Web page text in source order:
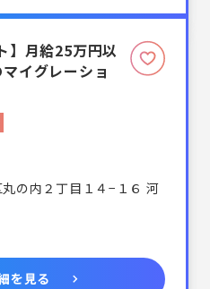
】月給25万円以
イグレーショ
の内２丁目１４−１６ 河
を見る